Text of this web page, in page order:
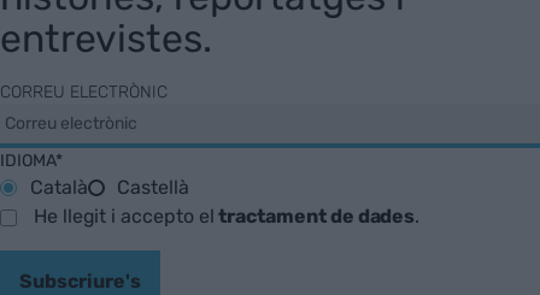
entrevistes.
CORREU ELECTRÒNIC
IDIOMA*
Català
Castellà
He llegit i accepto eltractament de dades.
Subscriure's